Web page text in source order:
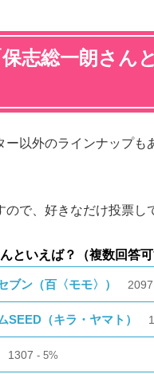
志総一朗さん
ー以外のラインナップも
ので、好きなだけ投票し
といえば？（複数回答可
ブン（百〈モモ〉）
SEED（キラ・ヤマト）
1307 5%